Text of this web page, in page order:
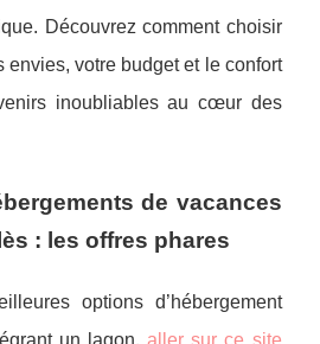
Découvrez comment choisir
envies, votre budget et le confort
inoubliables au cœur des
de vacances
: les offres phares
options d’hébergement
un lagon,aller sur ce site